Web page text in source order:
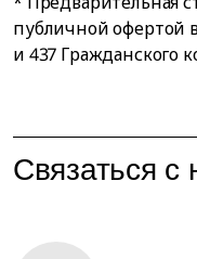
публичной офертой
и 437 Гражданского
Связаться с